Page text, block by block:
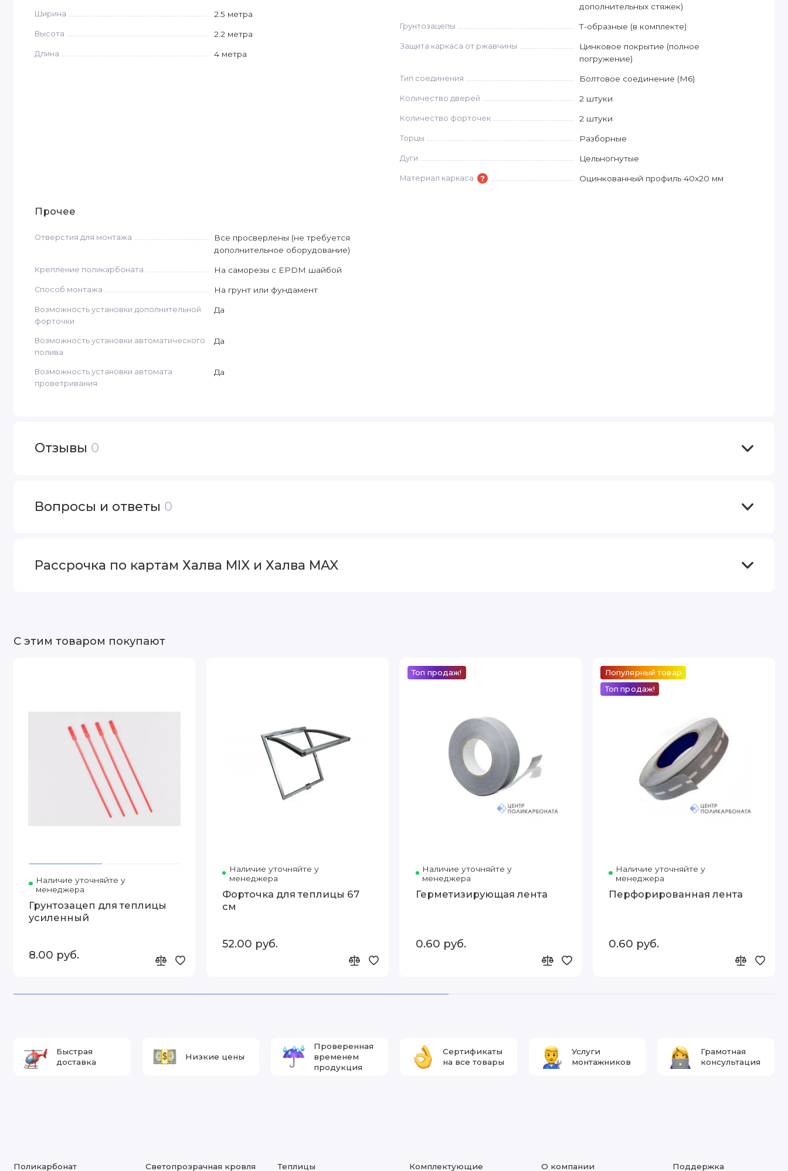
Ширина 2.5 метра
Высота 2.2 метра
Длина 4 метра
дополнительных стяжек)
Грунтозацепы Т-образные (в комплекте)
Защита каркаса от ржавчины
Цинковое покрытие (полное
погружение)
Тип соединения Болтовое соединение (М6)
Количество дверей 2 штуки
Количество форточек 2 штуки
Торцы Разборные
Дуги Цельногнутые
Материал каркаса ? Оцинкованный профиль 40х20 мм
Прочее
Отверстия для монтажа
Все просверлены (не требуется
дополнительное оборудование)
Крепление поликарбоната На саморезы с EPDM шайбой
Способ монтажа На грунт или фундамент
Возможность установки дополнительной
форточки
Да
Возможность установки автоматического
полива
Да
Возможность установки автомата
проветривания
Да
Отзывы 0
Вопросы и ответы 0
Рассрочка по картам Халва MIX и Халва MAX
С этим товаром покупают
Наличие уточняйте у
менеджера
Грунтозацеп для теплицы
усиленный
8.00 руб.
Наличие уточняйте у
менеджера
Форточка для теплицы 67
см
52.00 руб.
Топ продаж!
Наличие уточняйте у
менеджера
Герметизирующая лента
0.60 руб.
Популярный товар
Топ продаж!
Наличие уточняйте у
менеджера
Перфорированная лента
0.60 руб.
Быстрая
доставка
Низкие цены
Проверенная
временем
продукция
Сертификаты
на все товары
Услуги
монтажников
Грамотная
консультация
Поликарбонат Светопрозрачная кровля Теплицы Комплектующие О компании Поддержка